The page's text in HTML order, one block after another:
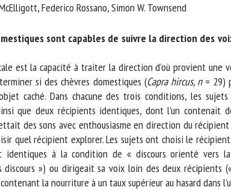
Federico Rossano, Simon W. Townsend
sont capables de suivre la direction des
est la capacité à traiter la direction d’où provient une
si des chèvres domestiques ( Capra hircus, n = 29)
caché. Dans chacune des trois conditions, les
que deux récipients identiques, dont l’un contenait
des sons avec enthousiasme en direction du
quel récipient explorer. Les sujets ont choisi le
à la condition de « discours orienté vers
») ou dirigeait sa voix loin des deux récipients
la nourriture à un taux supérieur au hasard dans
*
E-mail *
ce formulaire, j'accepte que les informations saisies soient
cadre de la relation avec le CNR BEA. *
de * sont obligatoires